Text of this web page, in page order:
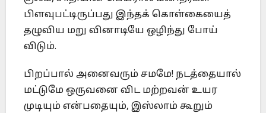
பிளவுபட்டிருப்பது இந்தக் கொள்கையைத்
தழுவிய மறு வினாடியே ஒழிந்து போய்
விடும்.
பிறப்பால் அனைவரும் சமமே! நடத்தையால்
மட்டுமே ஒருவனை விட மற்றவன் உயர
முடியும் என்பதையும், இஸ்லாம் கூறும்